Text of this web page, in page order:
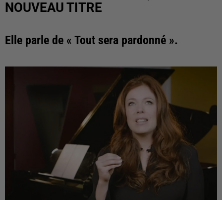
NOUVEAU TITRE
Elle parle de « Tout sera pardonné ».